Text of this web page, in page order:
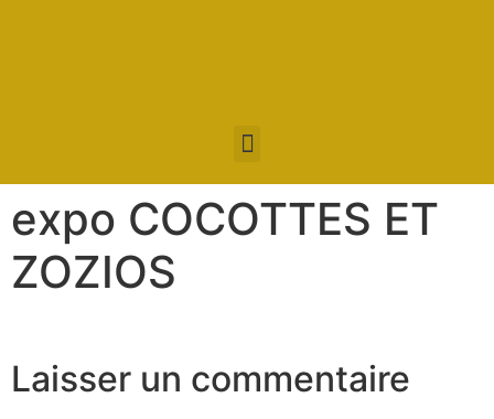
expo COCOTTES ET
ZOZIOS
Laisser un commentaire